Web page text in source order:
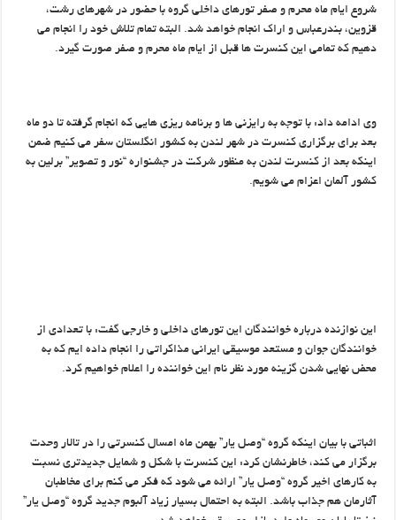
شروع ایام ماه محرم و صفر تورهای داخلی گروه با حضور در شهرهای رشت،
قزوین، بندرعباس و اراک انجام خواهد شد. البته تمام تلاش خود را انجام می
دهیم که تمامی این کنسرت ها قبل از ایام ماه محرم و صفر صورت گیرد.
وی ادامه داد: با توجه به رایزنی ها و برنامه ریزی هایی که انجام گرفته تا دو ماه
بعد برای برگزاری کنسرت در شهر لندن به کشور انگلستان سفر می کنیم ضمن
اینکه بعد از کنسرت لندن به منظور شرکت در جشنواره “نور و تصویر” برلین به
کشور آلمان اعزام می شویم.
این نوازنده درباره خوانندگان این تورهای داخلی و خارجی گفت: با تعدادی از
خوانندگان جوان و مستعد موسیقی ایرانی مذاکراتی را انجام داده ایم که به
محض نهایی شدن گزینه مورد نظر نام این خواننده را اعلام خواهیم کرد.
اثباتی با بیان اینکه گروه “وصل یار” بهمن ماه امسال کنسرتی را در تالار وحدت
برگزار می کند، خاطرنشان کرد: این کنسرت با شکل و شمایل جدیدتری نسبت
به کارهای اخیر گروه “وصل یار” ارائه می شود که فکر می کنم برای مخاطبان
آثارمان هم جذاب باشد. البته به احتمال بسیار زیاد آلبوم جدید گروه “وصل یار”